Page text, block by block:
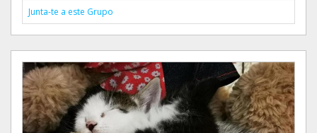
Junta-te a este Grupo